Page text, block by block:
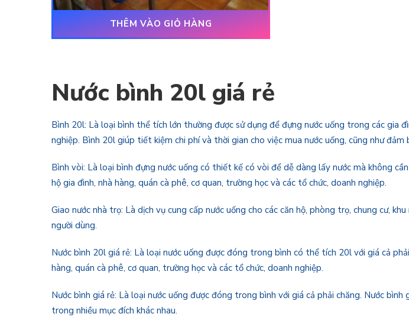
THÊM VÀO GIỎ HÀNG
Nước bình 20l giá rẻ
Bình 20l: Là loại bình thể tích lớn thường được sử dụng để đựng nước uống trong các gia
nghiệp. Bình 20l giúp tiết kiệm chi phí và thời gian cho việc mua nước uống, cũng như đảm
Bình vòi: Là loại bình đựng nước uống có thiết kế có vòi để dễ dàng lấy nước mà không
hộ gia đình, nhà hàng, quán cà phê, cơ quan, trường học và các tổ chức, doanh nghiệp.
Giao nước nhà trọ: Là dịch vụ cung cấp nước uống cho các căn hộ, phòng trọ, chung cư,
người dùng.
Nước bình 20l giá rẻ: Là loại nước uống được đóng trong bình có thể tích 20l với giá cả
hàng, quán cà phê, cơ quan, trường học và các tổ chức, doanh nghiệp.
Nước bình giá rẻ: Là loại nước uống được đóng trong bình với giá cả phải chăng. Nước
trong nhiều mục đích khác nhau.